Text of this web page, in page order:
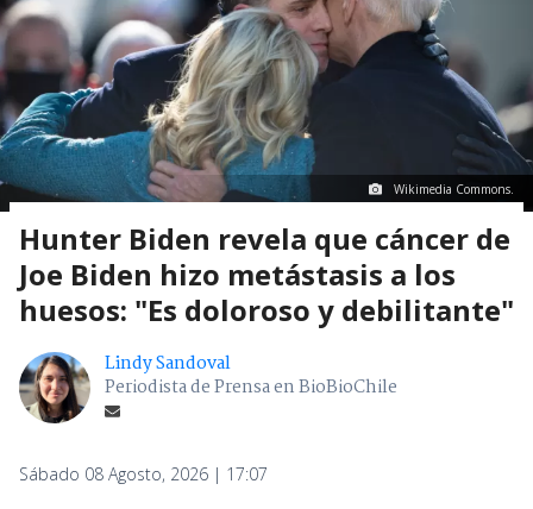
Wikimedia Commons.
Hunter Biden revela que cáncer de
Joe Biden hizo metástasis a los
huesos: "Es doloroso y debilitante"
Lindy Sandoval
Periodista de Prensa en BioBioChile
Sábado 08 Agosto, 2026 | 17:07